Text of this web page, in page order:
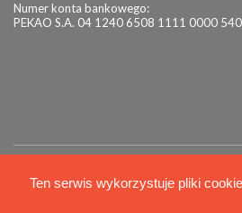
Numer konta bankowego:
PEKAO S.A. 04 1240 6508 1111 0000
© 2026 Interviol
Ten serwis wykorzystuje pliki